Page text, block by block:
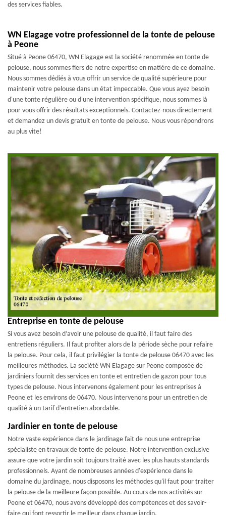
des services fiables.
WN Elagage votre professionnel de la tonte de pelouse
à Peone
Situé à Peone 06470, WN Elagage est la société renommée en tonte de
pelouse, nous sommes fiers de notre expertise en matière de ce domaine.
Nous sommes dédiés à vous offrir un service de qualité supérieure pour
maintenir votre pelouse dans un état impeccable. Que vous ayez besoin
d'une tonte régulière ou d'une intervention spécifique, nous sommes là
pour vous offrir des résultats exceptionnels. Contactez-nous directement
et demandez un devis gratuit en tonte de pelouse. Nous vous répondrons
au plus vite!
Entreprise en tonte de pelouse
Si vous avez besoin d’avoir une pelouse de qualité, il faut faire des
entretiens réguliers. Il faut profiter alors de la période sèche pour refaire
la pelouse. Pour cela, il faut privilégier la tonte de pelouse 06470 avec les
meilleures méthodes. La société WN Elagage sur Peone composée de
jardiniers fournit des services en tonte et entretien de gazon pour tous
types de pelouse. Nous intervenons également pour les entreprises à
Peone et les environs de 06470. Nous intervenons pour un entretien de
qualité à un tarif d’entretien abordable.
Jardinier en tonte de pelouse
Notre vaste expérience dans le jardinage fait de nous une entreprise
spécialiste en travaux de tonte de pelouse. Notre intervention exclusive
assure que votre jardin soit toujours traité avec les plus hauts standards
professionnels. Ayant de nombreuses années d'expérience dans le
domaine du jardinage, nous disposons les méthodes qu'il faut pour traiter
la pelouse de la meilleure façon possible. Au cours de nos activités sur
Peone et 06470, nous avons développé des compétences et des savoir-